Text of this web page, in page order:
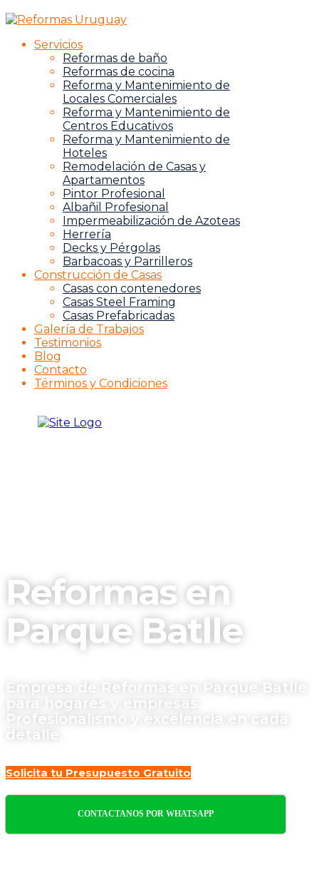
Servicios
Reformas de baño
Reformas de cocina
Reforma y Mantenimiento de
Locales Comerciales
Reforma y Mantenimiento de
Centros Educativos
Reforma y Mantenimiento de
Hoteles
Remodelación de Casas y
Apartamentos
Pintor Profesional
Albañil Profesional
Impermeabilización de Azoteas
Herrería
Decks y Pérgolas
Barbacoas y Parrilleros
Construcción de Casas
Casas con contenedores
Casas Steel Framing
Casas Prefabricadas
Galería de Trabajos
Testimonios
Blog
Contacto
Términos y Condiciones
Reformas en
Parque Batlle
Empresa de Reformas en Parque Batlle
para hogares y empresas.
Profesionalismo y excelencia en cada
detalle.
Solicita tu Presupuesto Gratuito
CONTACTANOS POR WHATSAPP